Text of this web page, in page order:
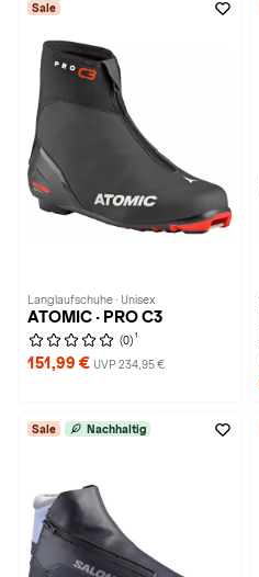
Sale
Langlaufschuhe · Unisex
ATOMIC · PRO C3
(0) 1
151,99 € UVP 234,95 €
Sale Nachhaltig